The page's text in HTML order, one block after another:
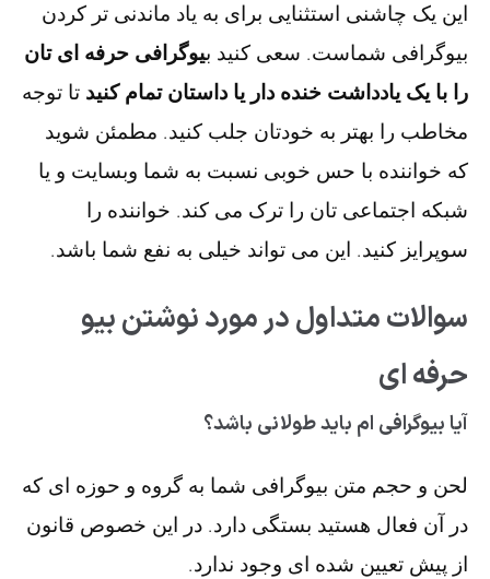
این یک چاشنی استثنایی برای به یاد ماندنی تر کردن
بیوگرافی شماست. سعی کنید بیوگرافی حرفه ای تان
را با یک یادداشت خنده دار یا داستان تمام کنید تا توجه
مخاطب را بهتر به خودتان جلب کنید. مطمئن شوید
که خواننده با حس خوبی نسبت به شما وبسایت و یا
شبکه اجتماعی تان را ترک می کند. خواننده را
سوپرایز کنید. این می تواند خیلی به نفع شما باشد.
سوالات متداول در مورد نوشتن بیو
حرفه ای
آیا بیوگرافی ام باید طولانی باشد؟
لحن و حجم متن بیوگرافی شما به گروه و حوزه ای که
در آن فعال هستید بستگی دارد. در این خصوص قانون
از پیش تعیین شده ای وجود ندارد.